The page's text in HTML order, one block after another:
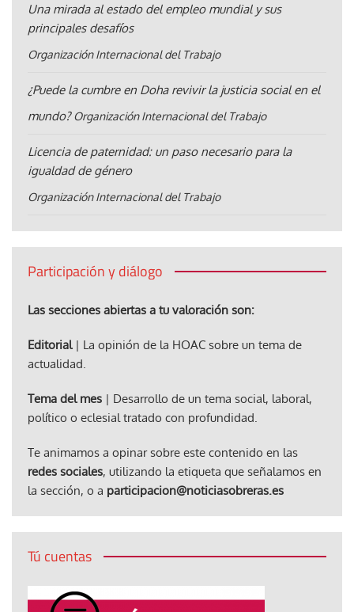
Una mirada al estado del empleo mundial y sus
principales desafíos
Organización Internacional del Trabajo
¿Puede la cumbre en Doha revivir la justicia social en el
mundo? Organización Internacional del Trabajo
Licencia de paternidad: un paso necesario para la
igualdad de género
Organización Internacional del Trabajo
Participación y diálogo
Las secciones abiertas a tu valoración son:
Editorial| La opinión de la HOAC sobre un tema de
actualidad.
Tema del mes | Desarrollo de un tema social, laboral,
político o eclesial tratado con profundidad.
Te animamos a opinar sobre este contenido en las
redes sociales, utilizando la etiqueta que señalamos en
la sección, o a participacion@noticiasobreras.es
Tú cuentas